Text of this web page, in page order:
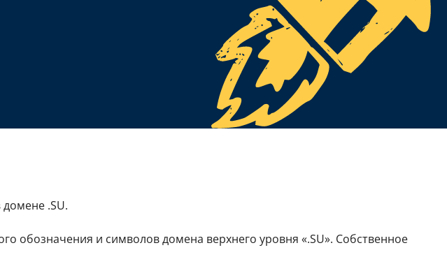
.SU.
обозначения и символов домена верхнего уровня «.SU». Собственное